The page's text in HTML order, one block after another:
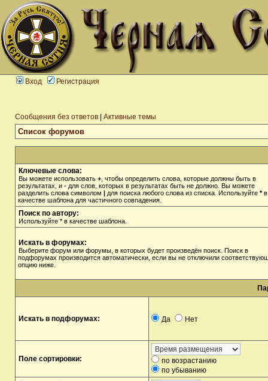
Вход Регистрация
Сообщения без ответов Активные темы
Список форумов
Ключевые слова:
Вы можете использовать + , чтобы определить слова, которые должны быть в
результатах, и - для слов, которых в результатах быть не должно. Вы можете
разделить слова символом | для поиска любого слова из списка. Используйте *в
качестве шаблона для частичного совпадения.
Поиск по автору:
Используйте * в качестве шаблона.
Искать в форумах:
Выберите форум или форумы, в которых будет произведён поиск. Поиск в
подфорумах производится автоматически, если вы не отключили
опцию ниже.
Искать в подфорумах: Да Нет
Поле сортировки:
по возрастанию
по убыванию